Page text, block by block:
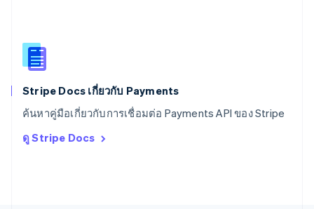
Stripe Docs เกี่ยวกับ Payments
ค้นหาคู่มือเกี่ยวกับการเชื่อมต่อ Payments API ของ Stripe
ดู Stripe Docs
สิงคโปร์
English
ออสเตรเลีย
English
DeutschEnglish
ItalianoEnglish